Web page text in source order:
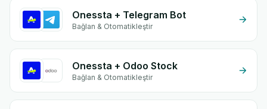
Onessta + Telegram Bot
Bağlan & Otomatikleştir
Onessta + Odoo Stock
Bağlan & Otomatikleştir